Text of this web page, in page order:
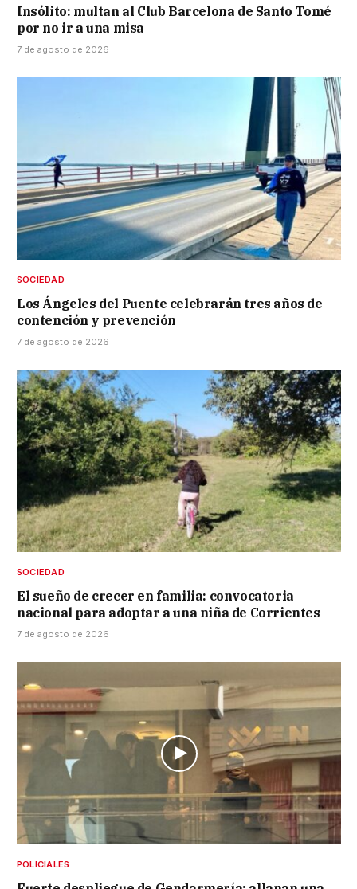
Insólito: multan al Club Barcelona de Santo Tomé
por no ir a una misa
7 de agosto de 2026
SOCIEDAD
Los Ángeles del Puente celebrarán tres años de
contención y prevención
7 de agosto de 2026
SOCIEDAD
El sueño de crecer en familia: convocatoria
nacional para adoptar a una niña de Corrientes
7 de agosto de 2026
POLICIALES